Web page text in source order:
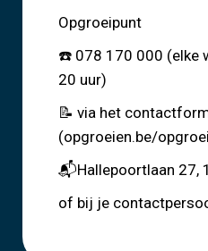
Opgroeipunt
☎️ 078 170 000 (elke
20 uur)
📝 via het
(opgroeien.be/
📬Hallepoortlaan 27,
of bij je